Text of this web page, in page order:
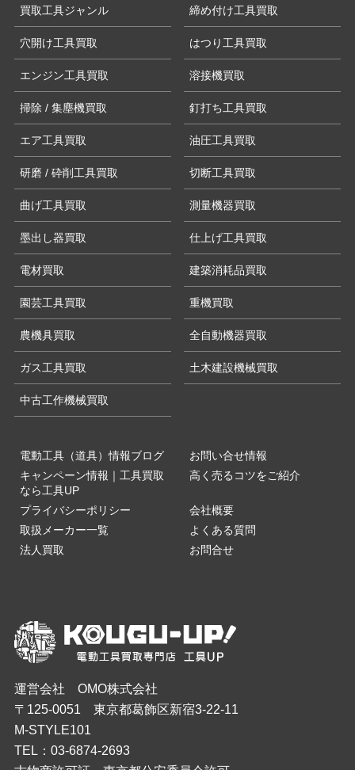
運営会社 OMO株式会社
〒125-0051 東京都葛飾区新宿3-22-11
M-STYLE101
TEL：03-6874-2693
買取工具ジャンル 締め付け工具買取
穴開け工具買取 はつり工具買取
エンジン工具買取 溶接機買取
掃除 / 集塵機買取 釘打ち工具買取
エア工具買取 油圧工具買取
研磨 / 砕削工具買取 切断工具買取
曲げ工具買取 測量機器買取
墨出し器買取 仕上げ工具買取
電材買取 建築消耗品買取
園芸工具買取 重機買取
農機具買取 全自動機器買取
ガス工具買取 土木建設機械買取
中古工作機械買取
電動工具（道具）情報ブログ
お問い合せ情報
キャンペーン情報｜工具買取
なら工具UP
高く売るコツをご紹介
プライバシーポリシー
会社概要
取扱メーカー一覧
よくある質問
法人買取
お問合せ